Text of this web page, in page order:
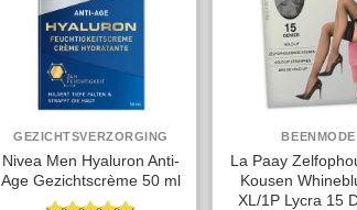
GEZICHTSVERZORGING
Nivea Men Hyaluron Anti-
Age Gezichtscrème 50 ml
BEENMODE
La Paay
Kousen
XL/1P Lycra 15